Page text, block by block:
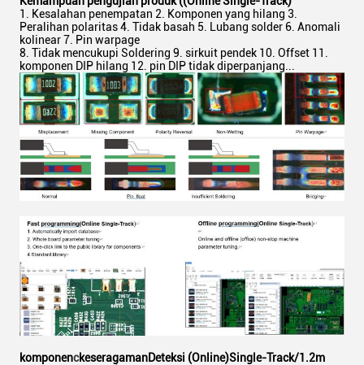
Kesalahan penempatan 2. Komponen yang hilang 3.
Peralihan polaritas 4. Tidak basah 5. Lubang solder 6. Anomali
kolinear 7. Pin warpage
8. Tidak mencukupi Soldering 9. sirkuit pendek 10. Offset 11.
komponen DIP hilang 12. pin DIP tidak diperpanjang...
komponenckeseragamanDeteksi (Online)Single-Track/1.2m